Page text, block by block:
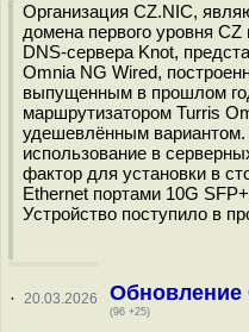
Организация CZ.NIC,
домена первого уровня
DNS-сервера Knot,
Omnia NG Wired,
выпущенным в прошлом
маршрутизатором Turris
удешевлённым вариантом.
использование в
фактор для установки в
Ethernet портами 10G
Устройство поступило в
· 20.03.2026 Обновление
(96 +25)